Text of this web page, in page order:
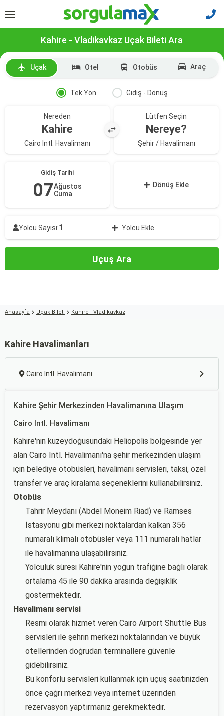
Kahire - Vladikavkaz Uçak Bileti Ara
Uçak Otel Otobüs Araç
Tek Yön Gidiş - Dönüş
Nereden
Kahire
Cairo Intl. Havalimanı
Lütfen Seçin
Nereye?
Şehir / Havalimanı
Gidiş Tarihi
07Ağustos
Cuma
Dönüş Ekle
Yolcu Sayısı:1 Yolcu Ekle
Uçuş Ara
Anasayfa Uçak Bileti Kahire - Vladikavkaz
Kahire Havalimanları
Cairo Intl. Havalimanı
Kahire Şehir Merkezinden Havalimanına Ulaşım
Cairo Intl. Havalimanı
Kahire'nin kuzeydoğusundaki Heliopolis bölgesinde yer
alan Cairo Intl. Havalimanı'na şehir merkezinden ulaşım
için belediye otobüsleri, havalimanı servisleri, taksi, özel
transfer ve araç kiralama seçeneklerini kullanabilirsiniz.
Otobüs
Tahrir Meydanı (Abdel Moneim Riad) ve Ramses
İstasyonu gibi merkezi noktalardan kalkan 356
numaralı klimalı otobüsler veya 111 numaralı hatlar
ile havalimanına ulaşabilirsiniz.
Yolculuk süresi Kahire'nin yoğun trafiğine bağlı olarak
ortalama 45 ile 90 dakika arasında değişiklik
göstermektedir.
Havalimanı servisi
Resmi olarak hizmet veren Cairo Airport Shuttle Bus
servisleri ile şehrin merkezi noktalarından ve büyük
otellerinden doğrudan terminallere güvenle
gidebilirsiniz.
Bu konforlu servisleri kullanmak için uçuş saatinizden
önce çağrı merkezi veya internet üzerinden
rezervasyon yaptırmanız gerekmektedir.